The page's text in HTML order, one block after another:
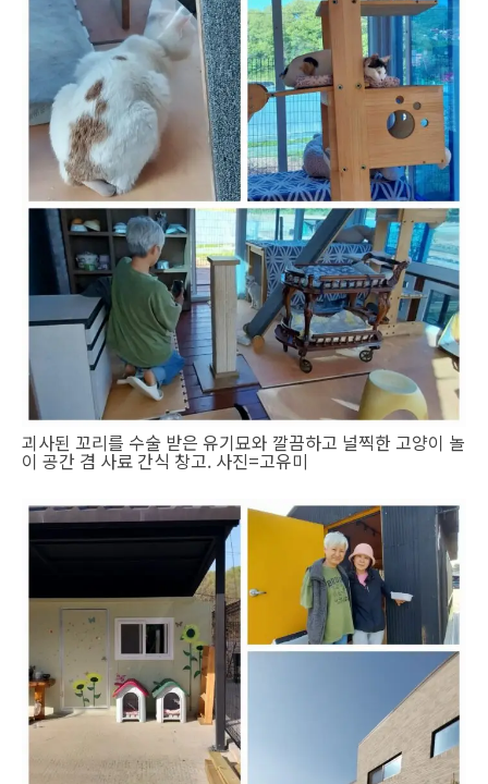
괴사된 꼬리를 수술 받은 유기묘와 깔끔하고 널찍한 고양이 놀
이 공간 겸 사료 간식 창고. 사진=고유미